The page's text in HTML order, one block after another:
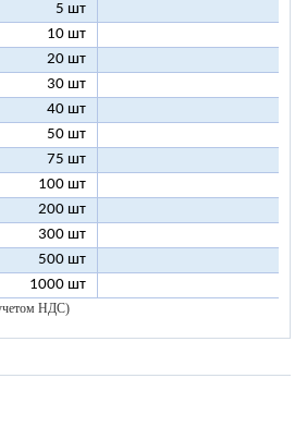
5 шт
10 шт
20 шт
30 шт
40 шт
50 шт
75 шт
100 шт
200 шт
300 шт
500 шт
1000 шт
НДС)